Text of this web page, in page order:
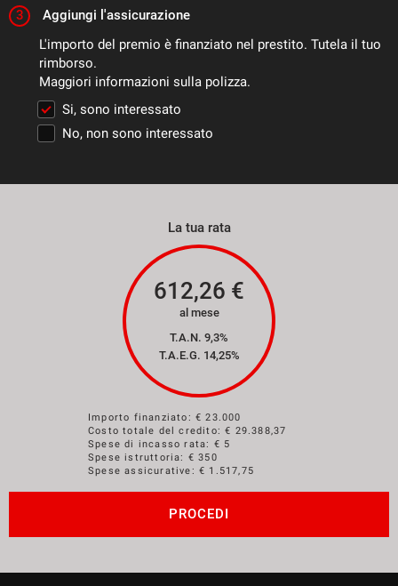
3
Aggiungi l'assicurazione
L'importo del premio è finanziato nel prestito. Tutela il tuo
rimborso.
Maggiori informazioni sulla polizza.
Si, sono interessato
No, non sono interessato
La tua rata
612,26 €
al mese
T.A.N. 9,3%
T.A.E.G. 14,25%
Importo finanziato: €23.000
Costo totale del credito: € 29.388,37
Spese di incasso rata: € 5
Spese istruttoria: € 350
Spese assicurative: € 1.517,75
PROCEDI